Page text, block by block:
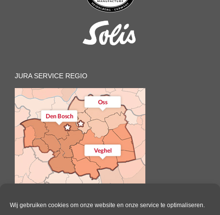
Wij gebruiken cookies om onze website en onze service te optimaliseren.
JURA SERVICE REGIO